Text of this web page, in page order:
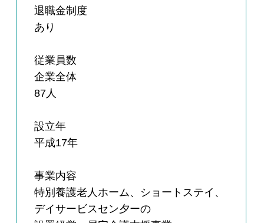
退職金制度
あり
従業員数
企業全体
87人
設立年
平成17年
事業内容
特別養護老人ホーム、ショートステイ、
デイサービスセン夕ーの